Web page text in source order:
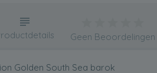
Golden South Sea barok
Geen Beoordelingen